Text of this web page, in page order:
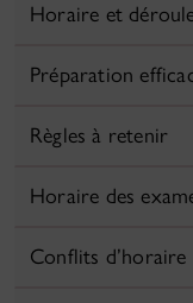
Horaire et
Préparation
Règles à retenir
Horaire des
Conflits